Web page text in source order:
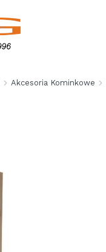
Akcesoria Kominkowe